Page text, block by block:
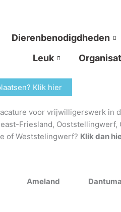
Dierenbenodigdheden
Leuk
Klik hier
voor vrijwilligerswerk in
Friesland,
of Weststelingwerf? Klik dan
Ameland